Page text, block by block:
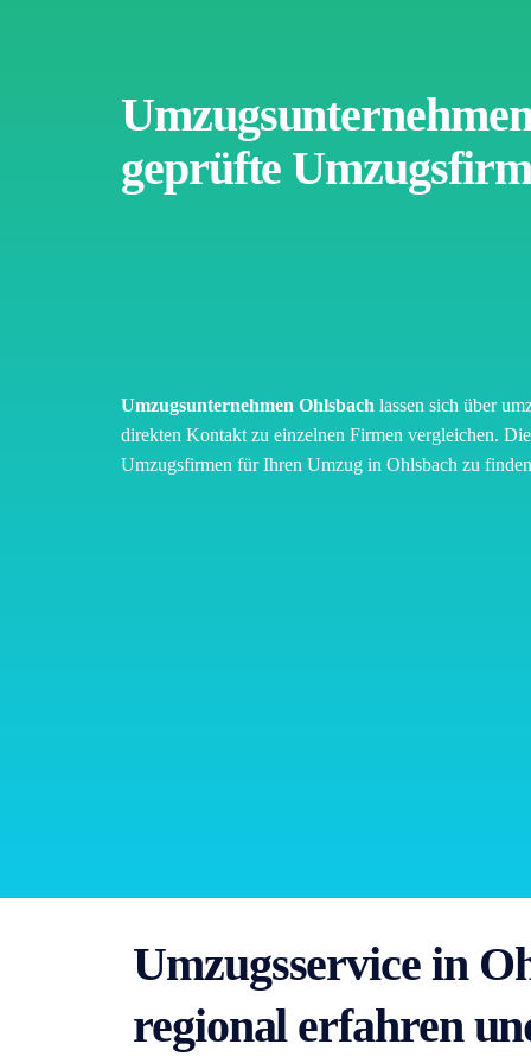
geprüfte
Umzugsunternehmen Ohlsbach lassen sich über
direkten Kontakt zu einzelnen Firmen vergleichen.
Umzugsfirmen für Ihren Umzug in Ohlsbach zu
Umzugsservice in
regional erfahren